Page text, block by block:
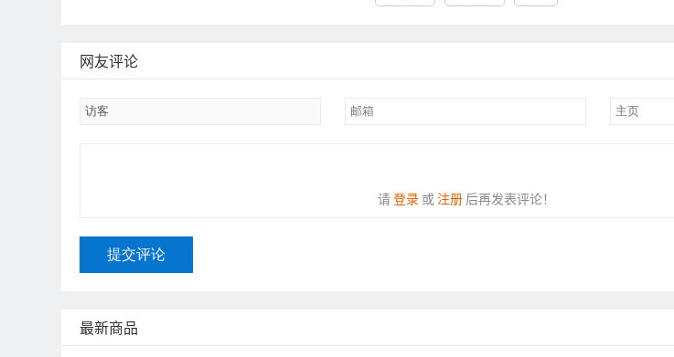
网友评论
请 登录 或 注册 后再发表评论！
提交评论
最新商品